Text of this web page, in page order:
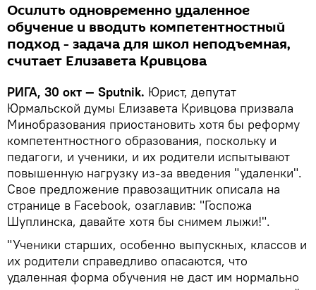
Осилить одновременно удаленное
обучение и вводить компетентностный
подход - задача для школ неподъемная,
считает Елизавета Кривцова
РИГА, 30 окт — Sputnik. Юрист, депутат
Юрмальской думы Елизавета Кривцова призвала
Минобразования приостановить хотя бы реформу
компетентностного образования, поскольку и
педагоги, и ученики, и их родители испытывают
повышенную нагрузку из-за введения "удаленки".
Свое предложение правозащитник описала на
странице в Facebook, озаглавив: "Госпожа
Шуплинска, давайте хотя бы снимем лыжи!".
"Ученики старших, особенно выпускных, классов и
их родители справедливо опасаются, что
удаленная форма обучения не даст им нормально